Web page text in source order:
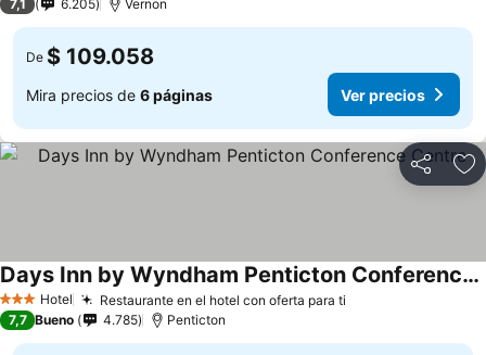
7,1 6.205 Vernon
De $ 109.058
Mira precios de 6 páginas Ver precios
Compartir
3 Estrellas
Hotel Restaurante en el hotel con oferta para ti
Days Inn by Wyndham Penticton Conference Centre
7,7 Bueno 4.785 Penticton